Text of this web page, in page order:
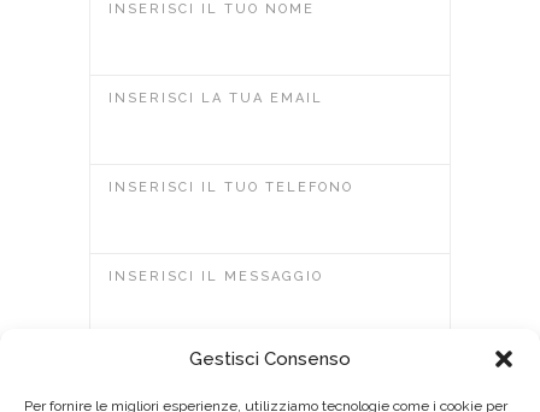
Gestisci Consenso
Per fornire le migliori esperienze, utilizziamo tecnologie come i cookie per
INSERISCI IL TUO NOME
INSERISCI LA TUA EMAIL
INSERISCI IL TUO TELEFONO
INSERISCI IL MESSAGGIO